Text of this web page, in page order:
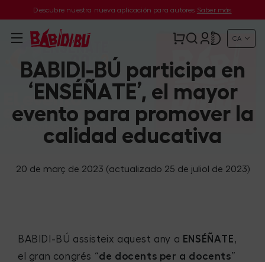
Descubre nuestra nueva aplicación para autores Saber más
CA
BABIDI-BÚ participa en
‘ENSÉÑATE’, el mayor
evento para promover la
calidad educativa
20 de març de 2023 (actualizado 25 de juliol de 2023)
BABIDI-BÚ assisteix aquest any a ENSÉÑATE ,
el gran congrés “de docents per a docents”